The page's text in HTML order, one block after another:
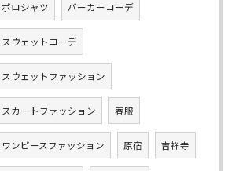
ポロシャツ パーカーコーデ
スウェットコーデ
スウェットファッション
スカートファッション 春服
ワンピースファッション 原宿 吉祥寺